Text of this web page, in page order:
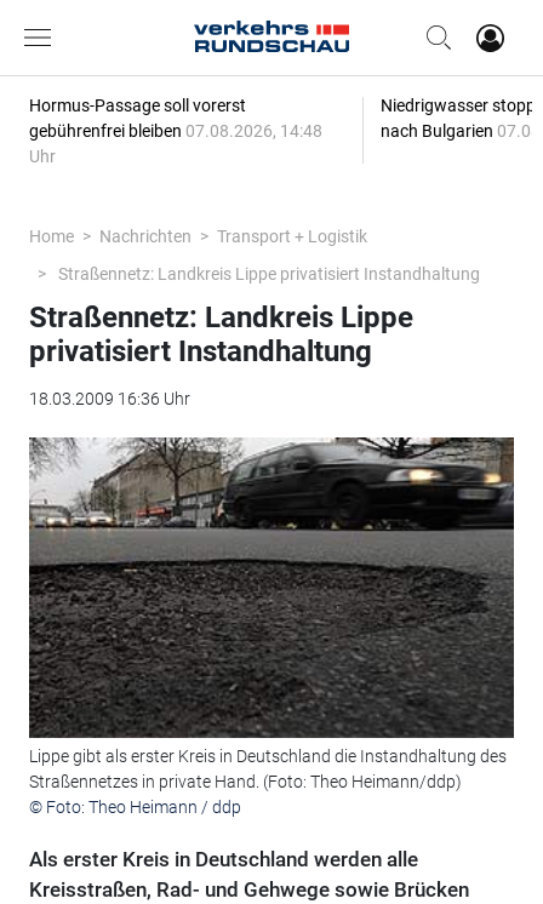
Hormus-Passage soll vorerst
gebührenfrei bleiben 07.08.2026, 14:48
Uhr
Niedrigwasser
nach Bulgarien
Home Nachrichten
Transport + Logistik
Straßennetz: Landkreis Lippe privatisiert Instandhaltung
Straßennetz: Landkreis Lippe
privatisiert Instandhaltung
18.03.2009 16:36 Uhr
Lippe gibt als erster Kreis in Deutschland die Instandhaltung des
Straßennetzes in private Hand. (Foto: Theo Heimann/ddp)
© Foto: Theo Heimann / ddp
Als erster Kreis in Deutschland werden alle
Kreisstraßen, Rad- und Gehwege sowie Brücken